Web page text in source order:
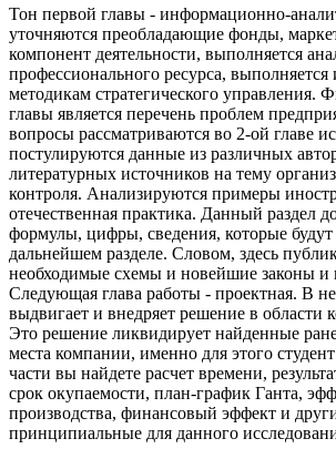
Тон первой главы - информационно-
уточняются преобладающие фонды,
компонент деятельности, выполняется
профессионального ресурса, выполняется
методикам стратегического управления.
главы является перечень проблем
вопросы рассматриваются во 2-ой главе
постулируются данные из различных
литературных источников на тему
контроля. Анализируются примеры
отечественная практика. Данный раздел
формулы, цифры, сведения, которые будут
дальнейшем разделе. Словом, здесь
необходимые схемы и новейшие законы и
Следующая глава работы - проектная. В
выдвигает и внедряет решение в области
Это решение ликвидирует найденные
места компании, именно для этого
части вы найдете расчет времени,
срок окупаемости, план-график Ганта,
производства, финансовый эффект и
принципиальные для данного